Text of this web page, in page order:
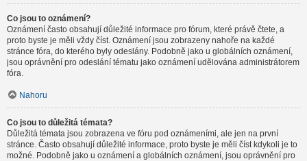
Co jsou to oznámení?
Oznámení často obsahují důležité informace pro fórum, které právě čtete, a
proto byste je měli vždy číst. Oznámení jsou zobrazeny nahoře na každé
stránce fóra, do kterého byly odeslány. Podobně jako u globálních oznámení,
jsou oprávnění pro odeslání tématu jako oznámení udělována administrátorem
fóra.
Nahoru
Co jsou to důležitá témata?
Důležitá témata jsou zobrazena ve fóru pod oznámeními, ale jen na první
stránce. Často obsahují důležité informace, proto byste je měli číst kdykoli je to
možné. Podobně jako u oznámení a globálních oznámení, jsou oprávnění pro